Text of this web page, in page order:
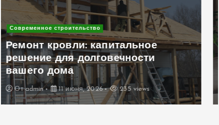
Современное строительство
Клинкерный кирпич в дизайне
интерьера и экстерьера: 10 идей
для уникального дома
Отadmin 6 июня, 2026 254 views